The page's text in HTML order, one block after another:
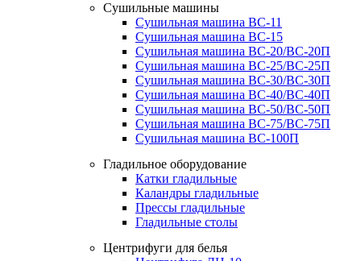
Сушильные машины
Сушильная машина ВС-11
Сушильная машина ВС-15
Сушильная машина ВС-20/ВС-20П
Сушильная машина ВС-25/ВС-25П
Сушильная машина ВС-30/ВС-30П
Сушильная машина ВС-40/ВС-40П
Сушильная машина ВС-50/ВС-50П
Сушильная машина ВС-75/ВС-75П
Сушильная машина ВС-100П
Гладильное оборудование
Катки гладильные
Каландры гладильные
Прессы гладильные
Гладильные столы
Центрифуги для белья